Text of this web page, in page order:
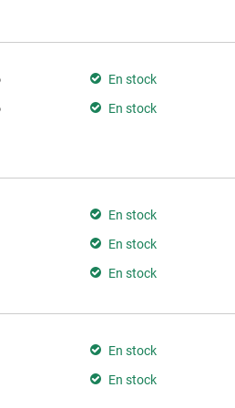
En stock
En stock
En stock
En stock
En stock
En stock
En stock